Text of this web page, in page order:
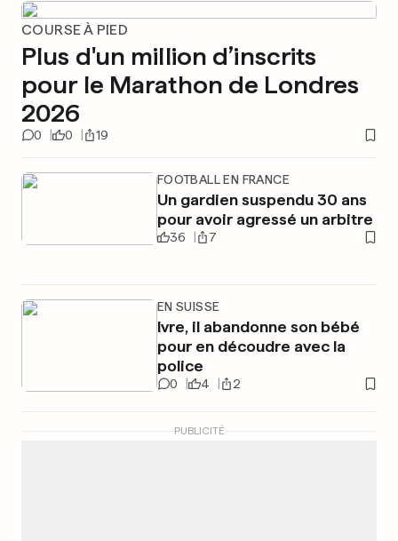
COURSE À PIED
Plus d'un million d’inscrits
pour le Marathon de Londres
2026
0 0 19
FOOTBALL EN FRANCE
Un gardien suspendu 30 ans
pour avoir agressé un arbitre
36 7
EN SUISSE
Ivre, il abandonne son bébé
pour en découdre avec la
police
0 4 2
PUBLICITÉ